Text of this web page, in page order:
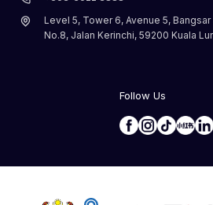
Level 5, Tower 6, Avenue 5, Bangsar
No.8, Jalan Kerinchi, 59200 Kuala
Follow Us